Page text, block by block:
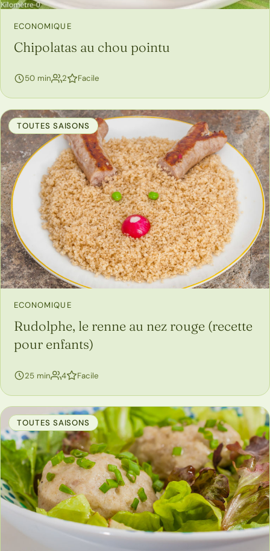
ECONOMIQUE
Chipolatas au chou pointu
50 min 2personnes
Facile
TOUTES SAISONS
ECONOMIQUE
Rudolphe, le renne au nez rouge (recette
pour enfants)
25 min 4personnes
Facile
TOUTES SAISONS